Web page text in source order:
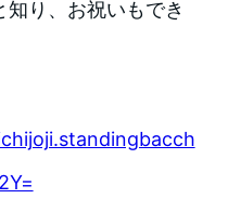
り、お祝いもでき